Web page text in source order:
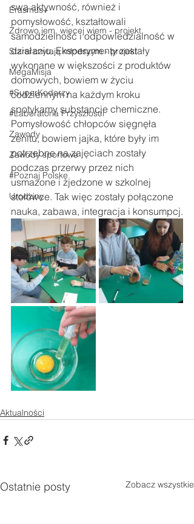
Erasmus+
Zdrowo jem, więcej wiem - projekt
Starsi czytają młodszym - projekt
MegaMisja
#SuperKoderzy
#Laboratoria Przyszłości
Zawody
Zawody sportowe
#Poznaj Polskę
Urodziny
swą aktywność, również i
pomysłowość, kształtowali
samodzielność i odpowiedzialność w
działaniu. Eksperymenty zostały
wykonane w większości z produktów
domowych, bowiem w życiu
codziennym na każdym kroku
spotykamy substancje chemiczne.
Pomysłowość chłopców sięgnęła
zenitu, bowiem jajka, które były im
potrzebne na zajęciach zostały
podczas przerwy przez nich
usmażone i zjedzone w szkolnej
stołówce. Tak więc zostały połączone
nauka, zabawa, integracja i konsumpcj.
Aktualności
Ostatnie posty Zobacz wszystkie